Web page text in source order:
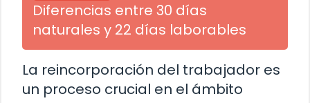
Diferencias entre 30 días
naturales y 22 días laborables
La reincorporación del trabajador es
un proceso crucial en el ámbito